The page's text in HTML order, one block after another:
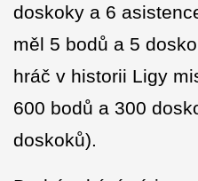
doskoky a 6
měl 5 bodů a 5
hráč v historii Ligy
600 bodů a 300
doskoků).